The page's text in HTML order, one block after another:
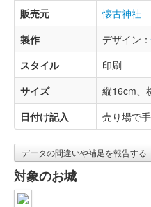
販売元
懐古神社
製作
デザイン：
スタイル
印刷
サイズ
縦16cm、
日付け記入
売り場で
データの間違いや補足を報告する
対象のお城